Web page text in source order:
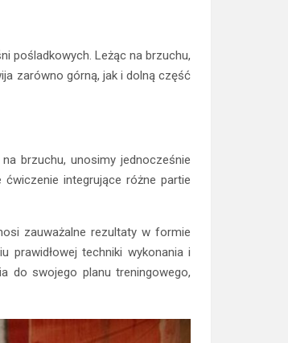
pośladkowych. Leżąc na brzuchu,
zarówno górną, jak i dolną część
brzuchu, unosimy jednocześnie
integrujące różne partie
zauważalne rezultaty w formie
prawidłowej techniki wykonania i
do swojego planu treningowego,